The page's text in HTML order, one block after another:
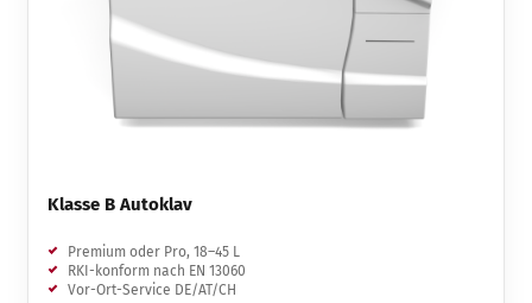
Klasse B Autoklav
Premium oder Pro, 18–45 L
RKI-konform nach EN 13060
Vor-Ort-Service DE/AT/CH